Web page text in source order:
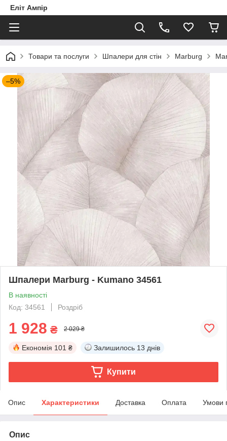
Еліт Ампір
Товари та послуги Шпалери для стін Marburg
–5%
Шпалери Marburg - Kumano 34561
В наявності
Код: 34561
Роздріб
1 928 ₴ 2 029 ₴
Економія 101 ₴ Залишилось 13 днів
Купити
Опис Характеристики Доставка Оплата Умови
Опис